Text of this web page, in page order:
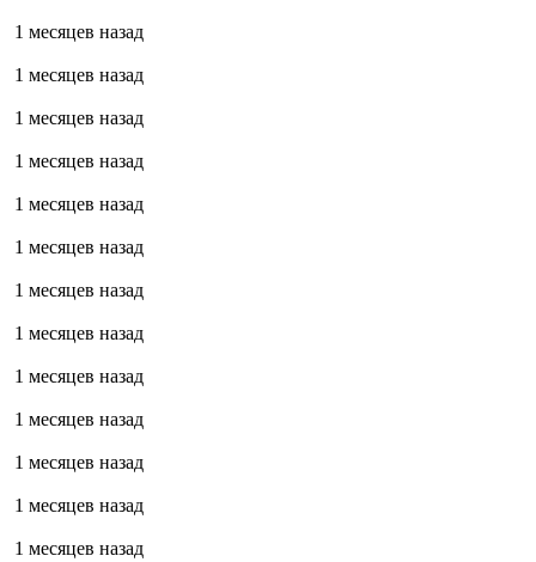
1 месяцев назад
1 месяцев назад
1 месяцев назад
1 месяцев назад
1 месяцев назад
1 месяцев назад
1 месяцев назад
1 месяцев назад
1 месяцев назад
1 месяцев назад
1 месяцев назад
1 месяцев назад
1 месяцев назад